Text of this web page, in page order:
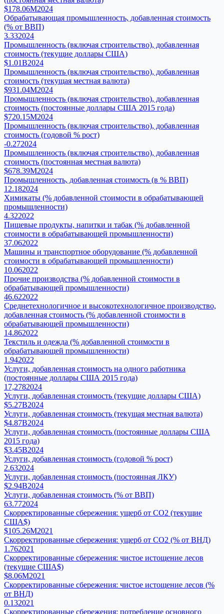
$178.06M2024
Обрабатывающая промышленность, добавленная стоимость
(% от ВВП)
3.332024
Промышленность (включая строительство), добавленная
стоимость (текущие доллары США)
$1.01B2024
Промышленность (включая строительство), добавленная
стоимость (текущая местная валюта)
$931.04M2024
Промышленность (включая строительство), добавленная
стоимость (постоянные доллары США 2015 года)
$720.15M2024
Промышленность (включая строительство), добавленная
стоимость (годовой % рост)
-0.272024
Промышленность (включая строительство), добавленная
стоимость (постоянная местная валюта)
$678.39M2024
Промышленность, добавленная стоимость (в % ВВП)
12.182024
Химикаты (% добавленной стоимости в обрабатывающей
промышленности)
4.322022
Пищевые продукты, напитки и табак (% добавленной
стоимости в обрабатывающей промышленности)
37.062022
Машины и транспортное оборудование (% добавленной
стоимости в обрабатывающей промышленности)
10.062022
Прочие производства (% добавленной стоимости в
обрабатывающей промышленности)
46.622022
Среднетехнологичное и высокотехнологичное производство,
добавленная стоимость (% добавленной стоимости в
обрабатывающей промышленности)
14.862022
Текстиль и одежда (% добавленной стоимости в
обрабатывающей промышленности)
1.942022
Услуги, добавленная стоимость на одного работника
(постоянные доллары США 2015 года)
17,2782024
Услуги, добавленная стоимость (текущие доллары США)
$5.27B2024
Услуги, добавленная стоимость (текущая местная валюта)
$4.87B2024
Услуги, добавленная стоимость (постоянные доллары США
2015 года)
$3.45B2024
Услуги, добавленная стоимость (годовой % рост)
2.632024
Услуги, добавленная стоимость (постоянная ЛКУ)
$2.94B2024
Услуги, добавленная стоимость (% от ВВП)
63.772024
Скорректированные сбережения: ущерб от CO2 (текущие
США$)
$105.26M2021
Скорректированные сбережения: ущерб от CO2 (% от ВНД)
1.762021
Скорректированные сбережения: чистое истощение лесов
(текущие США$)
$8.06M2021
Скорректированные сбережения: чистое истощение лесов (%
от ВНД)
0.132021
Скорректированные сбережения: потребление основного